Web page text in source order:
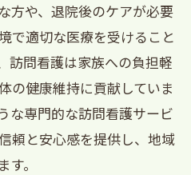
の成長とキャリアパス
で得られる地域社会と
でキャリアを成功させ
募するための準備
方や、退院後のケアが必要
で適切な医療を受けること
訪問看護は家族への負担軽
の健康維持に貢献していま
な専門的な訪問看護サービ
頼と安心感を提供し、地域
。